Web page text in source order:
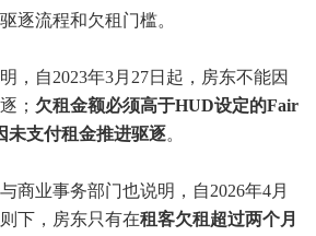
逐流程和欠租门槛。
，自2023年3月27日起，房东不能因
； 欠租金额必须高于HUD设定的Fair
未支付租金推进驱逐。
商业事务部门也说明，自2026年4月
下，房东只有在租客欠租超过两个月